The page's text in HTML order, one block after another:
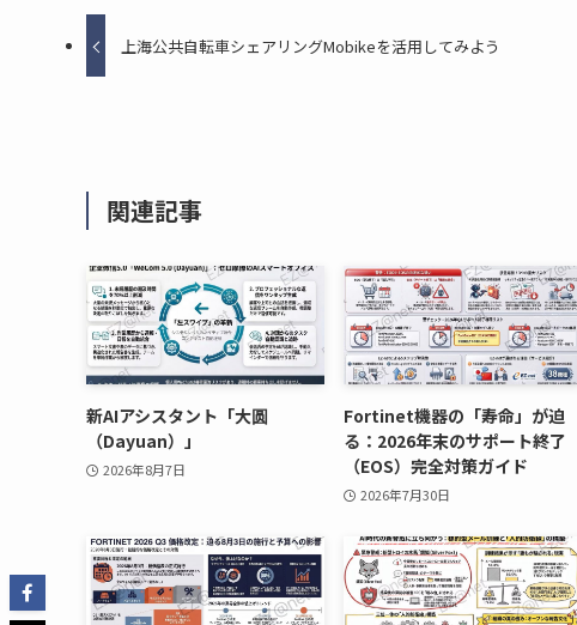
上海公共自転車シェアリングMobikeを活用してみよう
関連記事
新AIアシスタント「大圆
（Dayuan）」
2026年8月7日
Fortinet機器の「寿命」が迫
る：2026年末のサポート終了
（EOS）完全対策ガイド
2026年7月30日